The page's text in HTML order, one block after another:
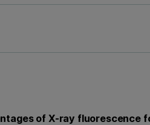
of X-ray fluorescence